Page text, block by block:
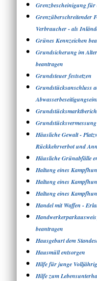
Grenzbescheinigung
Grenzüberschreitender
Verbraucher - als
Grünes Kennzeichen
Grundsicherung im
beantragen
Grundsteuer festsetzen
Grundstücksanschluss
Häusliche Gewalt -
Rückkehrverbot und
Häusliche Grünabfälle
Haltung eines
Haltung eines
Haltung eines
Handel mit Waffen -
beantragen
Hausgeburt dem
Hausmüll entsorgen
Hilfe für junge
Hilfe zum